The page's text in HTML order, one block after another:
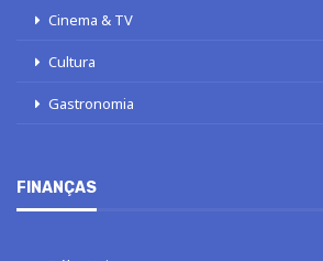
Cinema & TV
Cultura
Gastronomia
FINANÇAS